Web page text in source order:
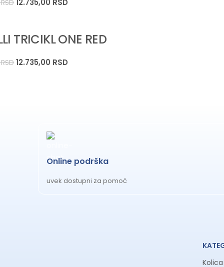
RSD
TRICIKL ONE RED
RSD 12.735,00 RSD
Online podrška
uvek dostupni za pomoć